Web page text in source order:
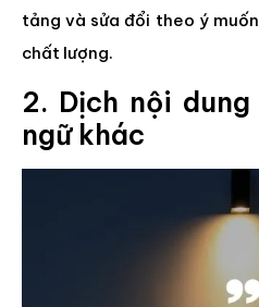
tảng và sửa đổi theo ý
chất lượng.
2. Dịch nội
ngữ khác